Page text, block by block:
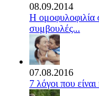
08.09.2014
Η ομοφυλοφιλία
συμβουλές...
07.08.2016
7 λόγοι που